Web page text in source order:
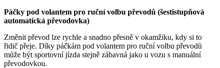
Páčky pod volantem pro ruční volbu převodů (šestistupňová
automatická převodovka)
Změnit převod lze rychle a snadno přesně v okamžiku, kdy si to
řidič přeje. Díky páčkám pod volantem pro ruční volbu převodů
může být sportovní jízda stejně zábavná jako u vozu s manuální
převodovkou.